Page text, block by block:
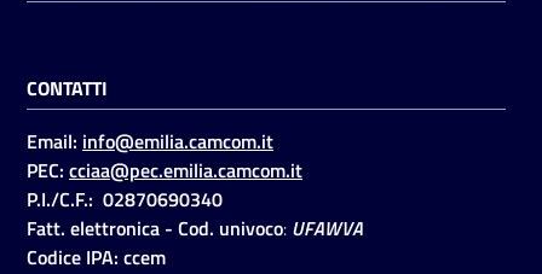
CONTATTI
Email: info@emilia.camcom.it
PEC: cciaa@pec.emilia.camcom.it
P.I./C.F.: 02870690340
Fatt. elettronica - Cod. univoco: UFAWVA
Codice IPA: ccem